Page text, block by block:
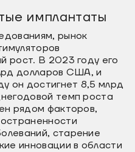
имплантаты
рынок
рост. В 2023 году его
долларов США, и
он достигнет 8,5 млрд
темп роста
рядом факторов,
старение
инновации в области